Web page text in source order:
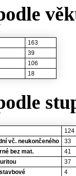
163
39
106
18
124
vč. neukončeného
33
bez mat.
41
37
4